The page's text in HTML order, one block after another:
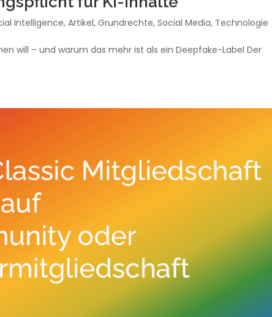
Intelligence,Artikel,Grundrechte,Social Media, Technologie
will – und warum das mehr ist als ein Deepfake-Label Der